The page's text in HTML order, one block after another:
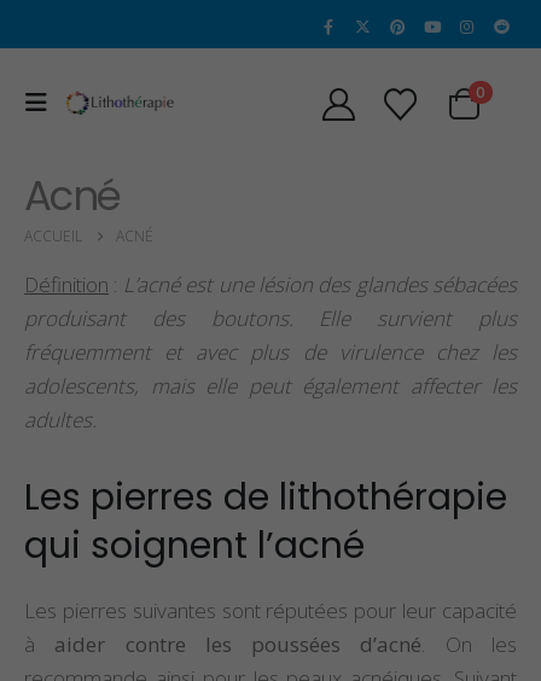
0
Acné
ACCUEIL ACNÉ
Définition : L’acné est une lésion des glandes sébacées
produisant des boutons. Elle survient plus
fréquemment et avec plus de virulence chez les
adolescents, mais elle peut également affecter les
adultes.
Les pierres de lithothérapie
qui soignent l’acné
Les pierres suivantes sont réputées pour leur capacité
à aider contre les poussées d’acné. On les
Propriétés et Vertus
de la Sugilite
de la Pierre Épidote
Propriétés et
de l’héliodore
du spinelle